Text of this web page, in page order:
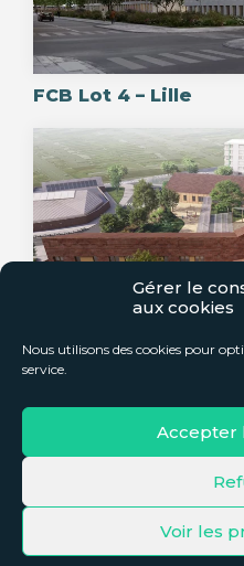
Gérer le
aux cookies
Nous utilisons des cookies pour
service.
Accepter
Voir les
FCB Lot 4 – Lille
Valenciennes
© 2021 – Tous droits réservés